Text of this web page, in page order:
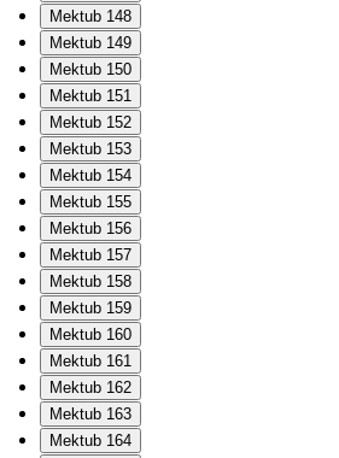
Mektub 148
Mektub 149
Mektub 150
Mektub 151
Mektub 152
Mektub 153
Mektub 154
Mektub 155
Mektub 156
Mektub 157
Mektub 158
Mektub 159
Mektub 160
Mektub 161
Mektub 162
Mektub 163
Mektub 164